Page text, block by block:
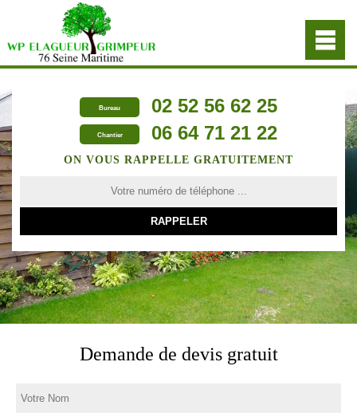
Bureau 02 52 56 62 25
Chantier 06 64 71 21 22
ON VOUS RAPPELLE GRATUITEMENT
Demande de devis gratuit